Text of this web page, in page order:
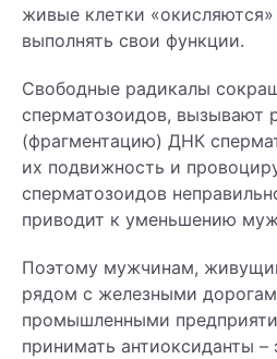
живые клетки
выполнять свои функции.
Свободные радикалы
сперматозоидов, вызывают
(фрагментацию) ДНК
их подвижность и
сперматозоидов
приводит к уменьшению
Поэтому мужчинам,
рядом с железными
промышленными
принимать антиоксиданты –